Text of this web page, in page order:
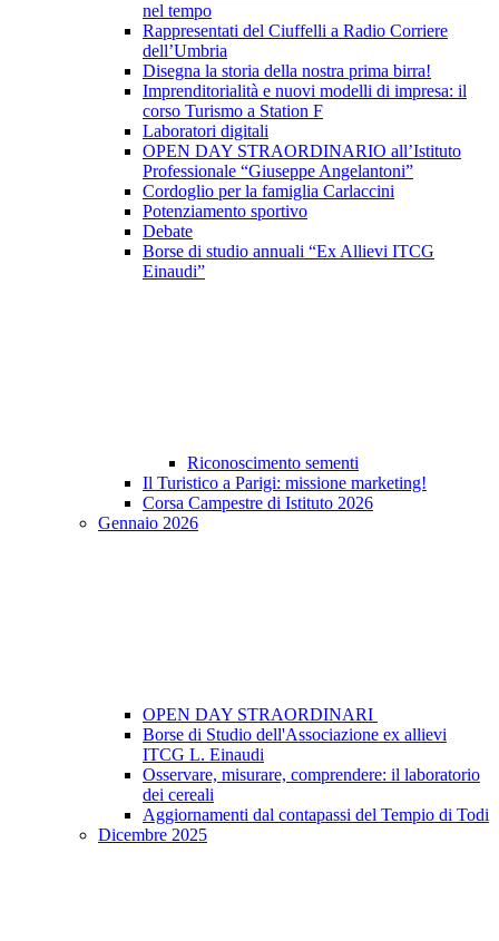
nel tempo
Rappresentati del Ciuffelli a Radio Corriere
dell’Umbria
Disegna la storia della nostra prima birra!
Imprenditorialità e nuovi modelli di impresa: il
corso Turismo a Station F
Laboratori digitali
OPEN DAY STRAORDINARIO all’Istituto
Professionale “Giuseppe Angelantoni”
Cordoglio per la famiglia Carlaccini
Potenziamento sportivo
Debate
Borse di studio annuali “Ex Allievi ITCG
Einaudi”
Riconoscimento sementi
Il Turistico a Parigi: missione marketing!
Corsa Campestre di Istituto 2026
Gennaio 2026
OPEN DAY STRAORDINARI
Borse di Studio dell'Associazione ex allievi
ITCG L. Einaudi
Osservare, misurare, comprendere: il laboratorio
dei cereali
Aggiornamenti dal contapassi del Tempio di Todi
Dicembre 2025